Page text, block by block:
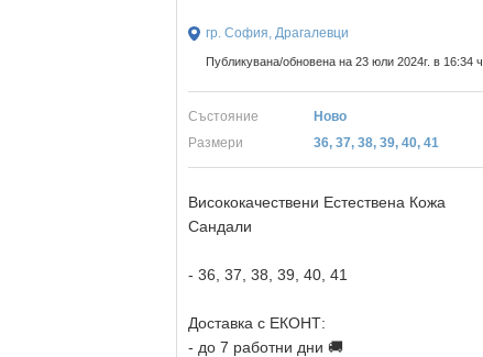
гр. София, Драгалевци
Публикувана/обновена на 23 юли 2024г. в 16:34 ч.
Състояние Ново
Размери
36, 37, 38, 39, 40, 41
Висококачествени Естествена Кожа
Сандали
- 36, 37, 38, 39, 40, 41
Доставка с ЕКОНТ:
- до 7 работни дни 🚚